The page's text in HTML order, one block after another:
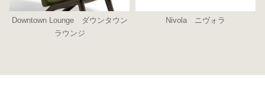
Downtown Lounge ダウンタウン
ラウンジ
Nivola ニヴォラ